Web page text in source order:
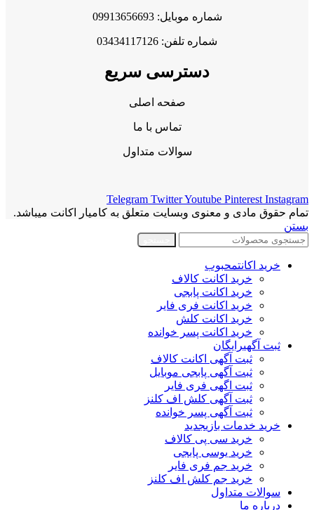
شماره موبایل: 09913656693
شماره تلفن: 03434117126
دسترسی سریع
صفحه اصلی
تماس با ما
سوالات متداول
Telegram TwitterYoutube Pinterest Instagram
تمام حقوق مادی و معنوی وبسایت متعلق به کامیار اکانت میباشد.
بستن
خرید اکانتمحبوب
خرید اکانت کالاف
خرید اکانت پابجی
خرید اکانت فری فایر
خرید اکانت کلش
خرید اکانت پسر خوانده
ثبت آگهیرایگان
ثبت آگهی اکانت کالاف
ثبت آگهی پابجی موبایل
ثبت اگهی فری فایر
ثبت آگهی کلش اف کلنز
ثبت آگهی پسر خوانده
خرید خدمات بازیجدید
خرید سی پی کالاف
خرید یوسی پابجی
خرید جم فری فایر
خرید جم کلش اف کلنز
سوالات متداول
درباره ما